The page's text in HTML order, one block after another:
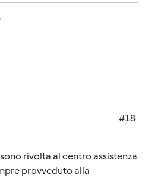
#18
rivolta al centro assistenza
provveduto alla